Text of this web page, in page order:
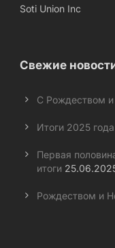
Soti Union Inc
Свежие
С Рождеством
Итоги 2025 года
Первая
итоги
Рождеством и